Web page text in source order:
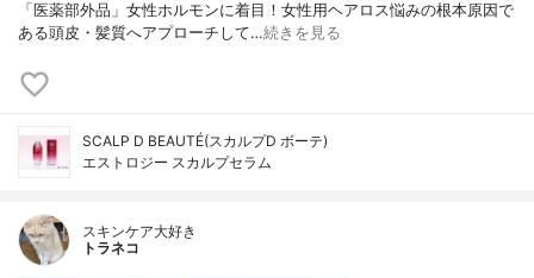
「医薬部外品」女性ホルモンに着目！女性用ヘアロス悩みの根本原因で
ある頭皮・髪質へアプローチして…続きを見る
SCALP D BEAUTÉ(スカルプD ボーテ)
エストロジー スカルプセラム
スキンケア大好き
トラネコ